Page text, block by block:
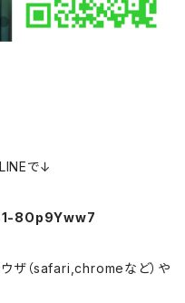
で↓
8Op9Yww7
ザ（safari,chromeなど）や